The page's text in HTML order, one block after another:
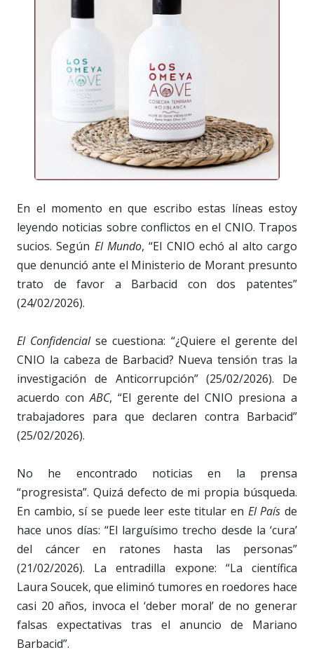
En el momento en que escribo estas líneas estoy
leyendo noticias sobre conflictos en el CNIO. Trapos
sucios. Según El Mundo, “El CNIO echó al alto cargo
que denunció ante el Ministerio de Morant presunto
trato de favor a Barbacid con dos patentes”
(24/02/2026).
El Confidencialse cuestiona: “¿Quiere el gerente del
CNIO la cabeza de Barbacid? Nueva tensión tras la
investigación de Anticorrupción” (25/02/2026). De
acuerdo conABC, “El gerente del CNIO presiona a
trabajadores para que declaren contra Barbacid”
(25/02/2026).
No he encontrado noticias en la prensa
“progresista”. Quizá defecto de mi propia búsqueda.
En cambio, sí se puede leer este titular en El País de
hace unos días: “El larguísimo trecho desde la ‘cura’
del cáncer en ratones hasta las personas”
(21/02/2026). La entradilla expone: “La científica
Laura Soucek, que eliminó tumores en roedores hace
casi 20 años, invoca el ‘deber moral’ de no generar
falsas expectativas tras el anuncio de Mariano
Barbacid”.